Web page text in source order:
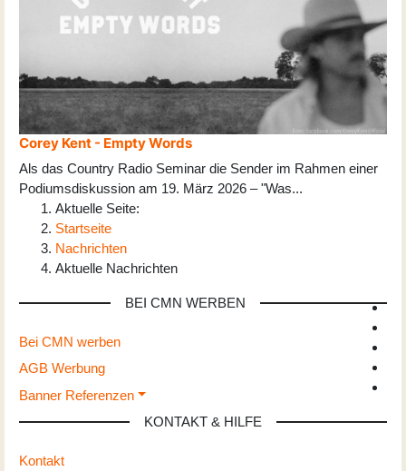
Corey Kent - Empty Words
Als das Country Radio Seminar die Sender im Rahmen einer
Podiumsdiskussion am 19. März 2026 – "Was...
Aktuelle Seite:
Startseite
Nachrichten
Aktuelle Nachrichten
BEI CMN WERBEN
Bei CMN werben
AGB Werbung
Banner Referenzen
KONTAKT & HILFE
Kontakt